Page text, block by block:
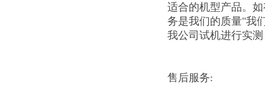
适合的机型产品。
务是我们的质量"我
我公司试机进行实
售后服务: